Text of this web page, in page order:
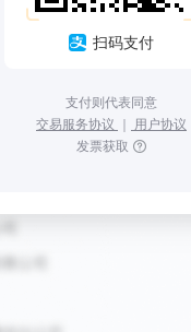
扫码支付
支付则代表同意
交易服务协议 ｜ 用户协议
发票获取